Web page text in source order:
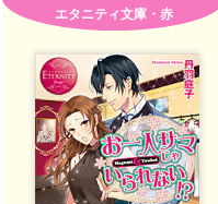
エタニティ文庫・赤